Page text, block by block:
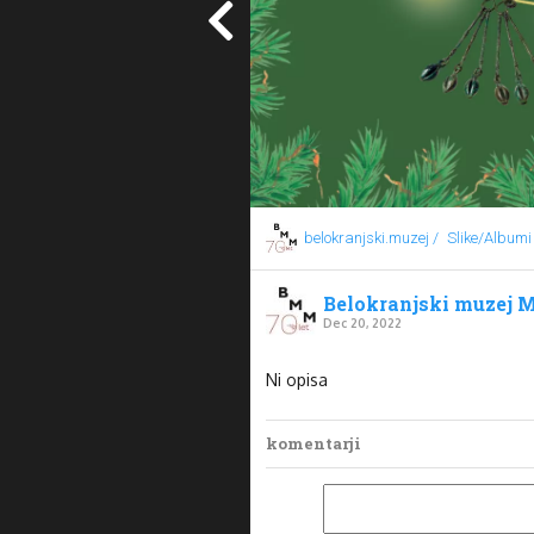
belokranjski.muzej / Slike/Albumi
Belokranjski muzej
Dec 20, 2022
Ni opisa
komentarji